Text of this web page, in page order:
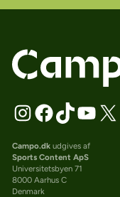
Campo.dkudgives af
Sports Content ApS
Universitetsbyen 71
8000 Aarhus C
Denmark